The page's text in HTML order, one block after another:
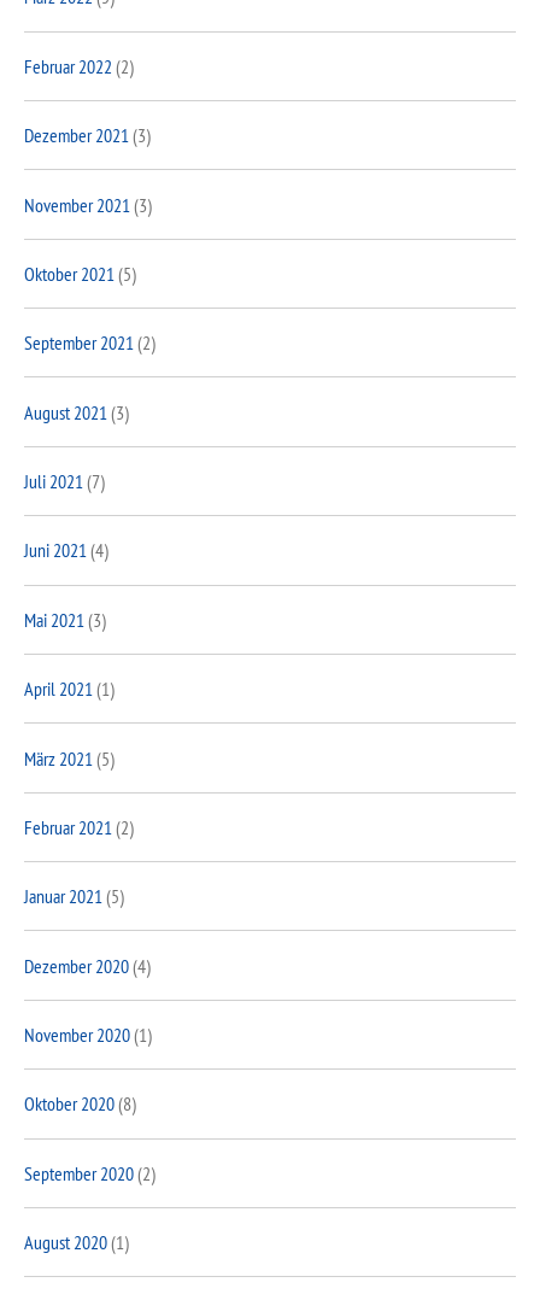
Februar 2022 (2)
Dezember 2021(3)
November 2021 (3)
Oktober 2021 (5)
September 2021(2)
August 2021 (3)
Juli 2021(7)
Juni 2021(4)
Mai 2021 (3)
April 2021(1)
März 2021 (5)
Februar 2021 (2)
Januar 2021(5)
Dezember 2020(4)
November 2020(1)
Oktober 2020(8)
September 2020(2)
August 2020(1)